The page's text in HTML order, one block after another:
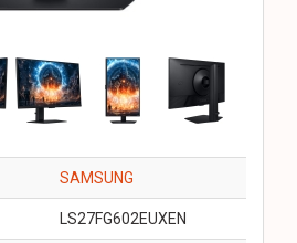
SAMSUNG
LS27FG602EUXEN